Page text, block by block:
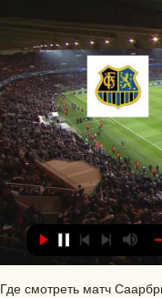
Где смотреть матч